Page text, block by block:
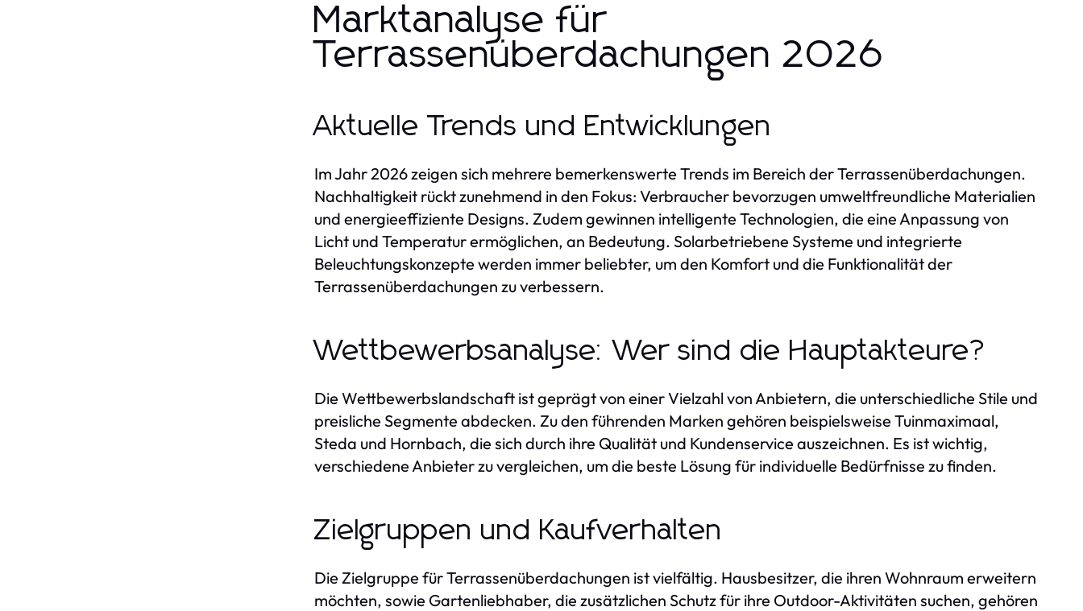
Marktanalyse für
Terrassenüberdachungen 2026
Aktuelle Trends und Entwicklungen
Im Jahr 2026 zeigen sich mehrere bemerkenswerte Trends im Bereich der Terrassenüberdachungen.
Nachhaltigkeit rückt zunehmend in den Fokus: Verbraucher bevorzugen umweltfreundliche Materialien
und energieeffiziente Designs. Zudem gewinnen intelligente Technologien, die eine Anpassung von
Licht und Temperatur ermöglichen, an Bedeutung. Solarbetriebene Systeme und integrierte
Beleuchtungskonzepte werden immer beliebter, um den Komfort und die Funktionalität der
Terrassenüberdachungen zu verbessern.
Wettbewerbsanalyse: Wer sind die Hauptakteure?
Die Wettbewerbslandschaft ist geprägt von einer Vielzahl von Anbietern, die unterschiedliche Stile und
preisliche Segmente abdecken. Zu den führenden Marken gehören beispielsweise Tuinmaximaal,
Steda und Hornbach, die sich durch ihre Qualität und Kundenservice auszeichnen. Es ist wichtig,
verschiedene Anbieter zu vergleichen, um die beste Lösung für individuelle Bedürfnisse zu finden.
Zielgruppen und Kaufverhalten
Die Zielgruppe für Terrassenüberdachungen ist vielfältig. Hausbesitzer, die ihren Wohnraum erweitern
möchten, sowie Gartenliebhaber, die zusätzlichen Schutz für ihre Outdoor-Aktivitäten suchen, gehören